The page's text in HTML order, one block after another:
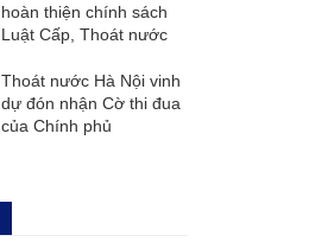
hoàn thiện chính sách
Luật Cấp, Thoát nước
Thoát nước Hà Nội vinh
dự đón nhận Cờ thi đua
của Chính phủ